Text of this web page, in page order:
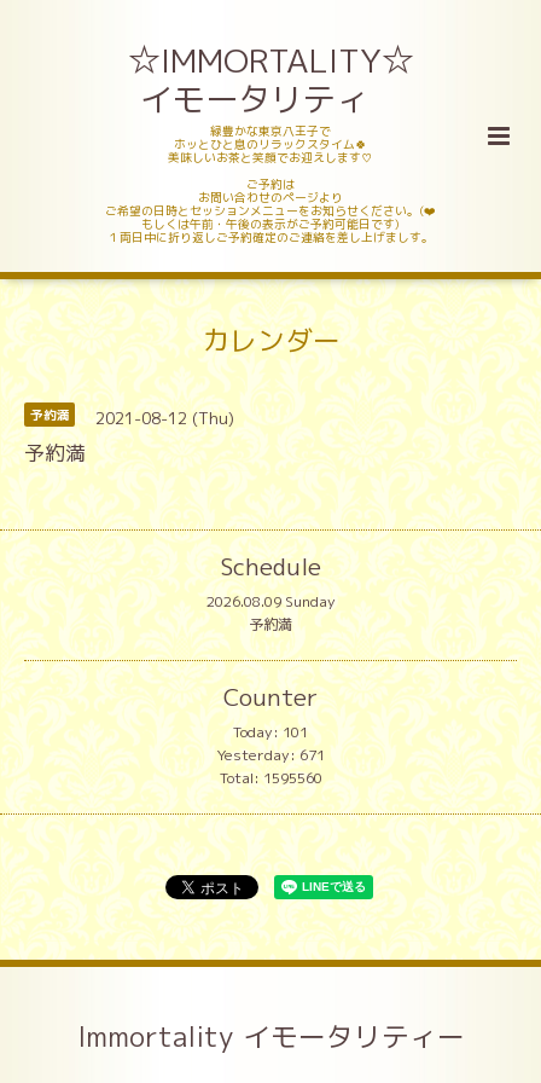
☆IMMORTALITY☆
イモータリティ
緑豊かな東京八王子で
ホッとひと息のリラックスタイム🍀
美味しいお茶と笑顔でお迎えします♡
ご予約は
お問い合わせのページより
ご希望の日時とセッションメニューをお知らせください。(❤️
もしくは午前・午後の表示がご予約可能日です)
１両日中に折り返しご予約確定のご連絡を差し上げましす。
カレンダー
予約満 2021-08-12 (Thu)
予約満
Schedule
2026.08.09 Sunday
予約満
Counter
Today:101
Yesterday:671
Total:1595560
Immortality イモータリティー